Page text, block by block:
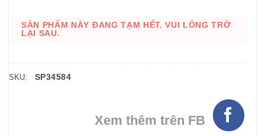
SẢN PHẨM NÀY ĐANG TẠM HẾT. VUI LÒNG TRỞ
LẠI SAU.
SKU: SP34584
Xem thêm trên FB